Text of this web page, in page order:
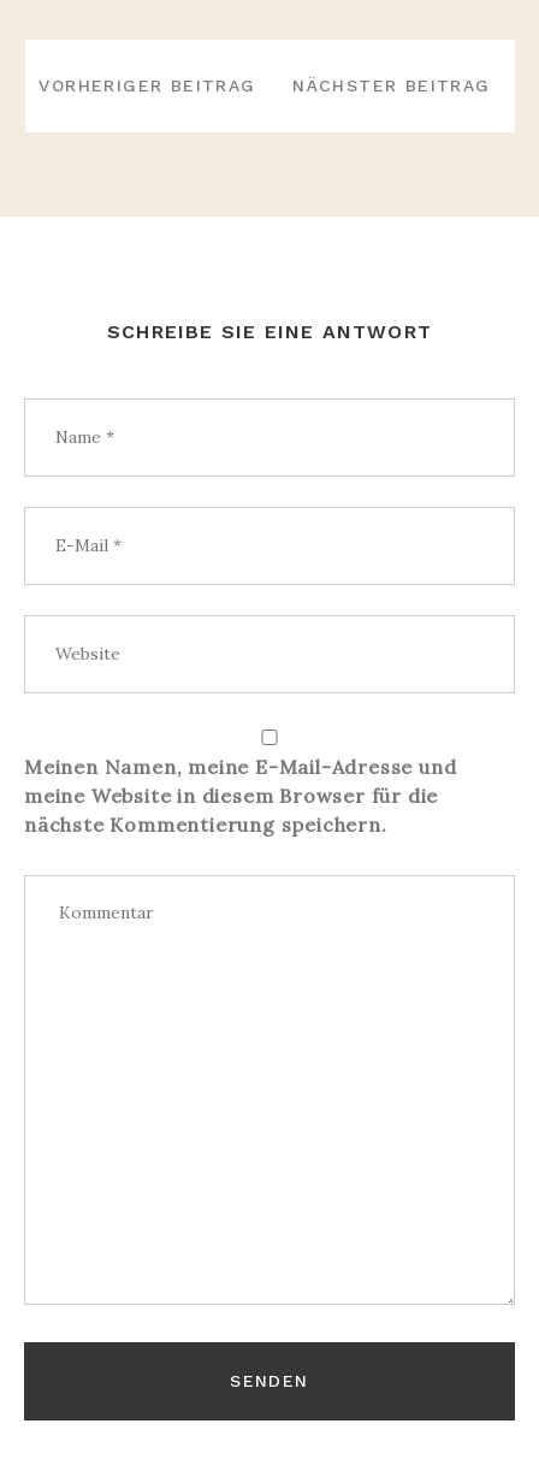
NAVIGATION
VORHERIGER BEITRAG NÄCHSTER BEITRAG
SCHREIBE SIE EINE ANTWORT
Meinen Namen, meine E-Mail-Adresse und
meine Website in diesem Browser für die
nächste Kommentierung speichern.